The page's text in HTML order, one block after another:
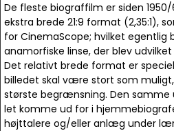
De fleste biograffilm er siden
ekstra brede 21:9 format (2,35:1),
for CinemaScope; hvilket egentlig
anamorfiske linse, der blev
Det relativt brede format er
billedet skal være stort som
største begrænsning. Den samme
let komme ud for i
højttalere og/eller anlæg under